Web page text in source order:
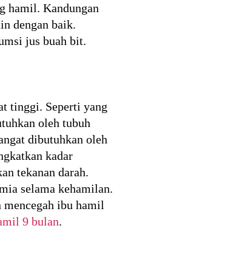
hamil. Kandungan
dengan baik.
jus buah bit.
tinggi. Seperti yang
oleh tubuh
dibutuhkan oleh
kadar
tekanan darah.
selama kehamilan.
ibu hamil
9 bulan.